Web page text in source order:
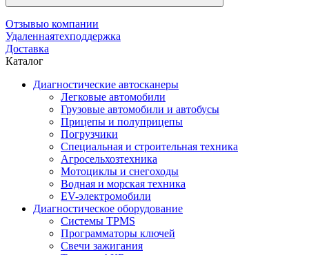
Отзывыо компании
Удаленнаятехподдержка
Доставка
Каталог
Диагностические автосканеры
Легковые автомобили
Грузовые автомобили и автобусы
Прицепы и полуприцепы
Погрузчики
Специальная и строительная техника
Агросельхозтехника
Мотоциклы и снегоходы
Водная и морская техника
EV-электромобили
Диагностическое оборудование
Системы TPMS
Программаторы ключей
Свечи зажигания